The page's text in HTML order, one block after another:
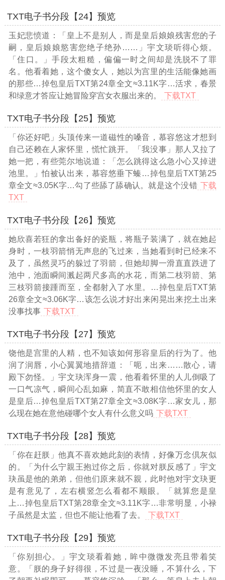
TXT电子书分段【24】预览
玉妃悲愤道：「皇上不是别人，而是皇后娘娘残害您的子
嗣，皇后娘娘慾害您绝子绝孙……」宇文琰听得心烦。
「住口。」手段太粗糙，偏偏一时之间却是洗脱不了罪
名。他看着她，这个傻女人，她以为宫里的生活能像她画
的那些…掉包皇后TXT第24章全文≈3.11K字…活求，春景
和绿意才答应让她冒险穿宫女衣服出来的。
下载TXT
TXT电子书分段【25】预览
「你还好吧」头顶传来一道磁性的嗓音，慕容悠这才想到
自己还赖在人家怀里，慌忙跳开。「我没事」那人又拉了
她一把，有些莞尔地说道：「怎么跳得这么急小心又掉进
池里。」怕被认出来，慕容悠垂下螓 …掉包皇后TXT第25
章全文≈3.05K字…勾了些舔了舔确认。就是这个没错 下载
TXT
TXT电子书分段【26】预览
她欣喜若狂的拿出备好的瓷瓶，将瓶子装满了，就在她起
身时，一枝羽箭悄无声息的飞过来，当她看到时已经来不
及了，虽然灵巧的躲过了羽箭，但她却脚一滑直直跌进了
池中，池面瞬间溅起两尺多高的水花，而第二枝羽箭、第
三枝羽箭接踵而至，全都射入了水里。
…掉包皇后TXT第
26章全文≈3.06K字…该怎么说才好出来闲晃出来挖土出来
没事找事 下载TXT
TXT电子书分段【27】预览
饶他是宫里的人精，也不知该如何形容皇后的行为了。他
润了润唇，小心翼翼地措辞道：「呃，出来……散心，请
殿下勿怪。」宇文玦浑身一震，他看着怀里的人儿倒吸了
一口气凉气，瞬间心乱如麻，简直不敢相信他怀里的女人
是皇后…掉包皇后TXT第27章全文≈3.08K字…家女儿，那
么现在她在意他碰哪个女人有什么意义吗 下载TXT
TXT电子书分段【28】预览
「你在赶朕」他真不喜欢她此刻的表情，好像万念倶灰似
的。「为什么宁親王抱过你之后，你就对朕反感了」宇文
玦虽是他的弟弟，但他们原来就不親，此时他对宇文玦更
是有意见了，左右横竖怎么看都不顺眼。「就算您是皇
上 …掉包皇后TXT第28章全文≈3.11K字…非常明显，小禄
子虽然是太监，但也不能让他看了去。
下载TXT
TXT电子书分段【29】预览
「你别担心。」宇文琰看着她，眸中微微发亮且带着笑
意。「朕的身子好得很，不过是一夜没睡，不算什么，下